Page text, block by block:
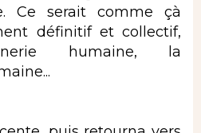
Ce serait comme çà
définitif et collectif,
humaine, la